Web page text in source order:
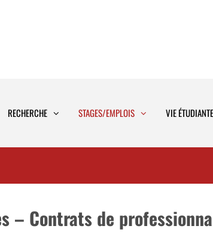
RECHERCHE STAGES/EMPLOIS VIE ÉTUDIANTE
– Contrats de